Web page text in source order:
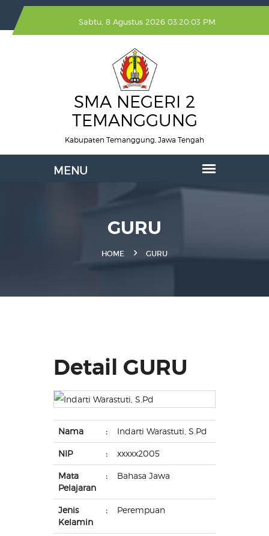
Sabtu, 8 Agustus 2026 03:20:03 PM
SMA NEGERI 2
TEMANGGUNG
Kabupaten Temanggung, Jawa Tengah
GURU
HOME GURU
Detail GURU
Nama : Indarti Warastuti, S.Pd
NIP : xxxxx2005
Mata
Pelajaran
: Bahasa Jawa
Jenis
Kelamin
: Perempuan